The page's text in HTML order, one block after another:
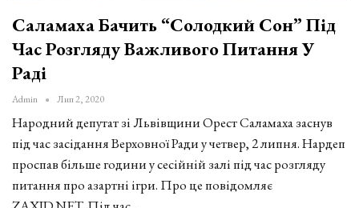
Саламаха Бачить “солодкий Сон” Під
Час Розгляду Важливого Питання У
Раді
Admin Лип 2, 2020
Народний депутат зі Львівщини Орест Саламаха заснув
під час засідання Верховної Ради у четвер, 2 липня. Нардеп
проспав більше години у сесійній залі під час розгляду
питання про азартні ігри. Про це повідомляє